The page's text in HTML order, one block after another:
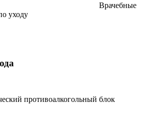
Врачебные
уходу
противоалкогольный блок